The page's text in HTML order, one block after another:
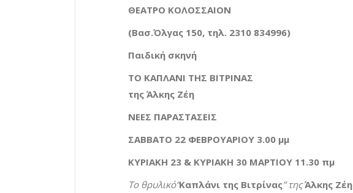
ΘΕΑΤΡΟ ΚΟΛΟΣΣΑΙΟΝ
(Βασ.Όλγας 150, τηλ. 2310 834996)
Παιδική σκηνή
ΤΟ ΚΑΠΛΑΝΙ ΤΗΣ ΒΙΤΡΙΝΑΣ
της Άλκης Ζέη
ΝΕΕΣ ΠΑΡΑΣΤΑΣΕΙΣ
ΣΑΒΒΑΤΟ 22 ΦΕΒΡΟΥΑΡΙΟΥ 3.00 μμ
ΚΥΡΙΑΚΗ 23 & ΚΥΡΙΑΚΗ 30 ΜΑΡΤΙΟΥ 11.30 πμ
Το θρυλικό”Καπλάνι της Βιτρίνας” τηςΆλκης Ζέη